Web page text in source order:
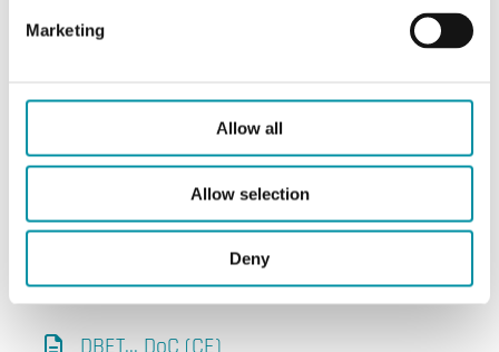
Marketing
Allow all
Allow selection
Deny
DBET... (IT)